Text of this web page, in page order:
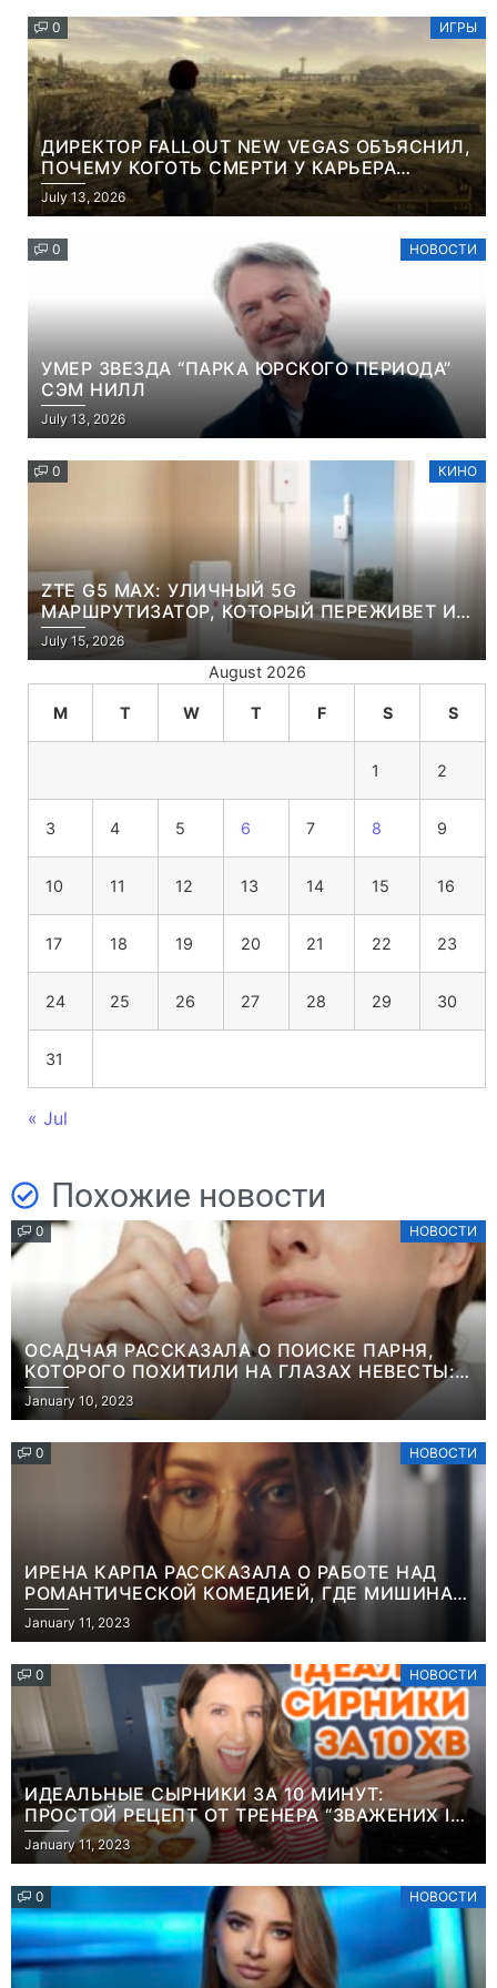
0 ИГРЫ
ДИРЕКТОР FALLOUT NEW VEGAS ОБЪЯСНИЛ,
ПОЧЕМУ КОГОТЬ СМЕРТИ У КАРЬЕРА
НАМЕРЕННО СНОСИТ ВАМ ГОЛОВУ
July 13, 2026
0 НОВОСТИ
УМЕР ЗВЕЗДА “ПАРКА ЮРСКОГО ПЕРИОДА”
СЭМ НИЛЛ
July 13, 2026
0 КИНО
ZTE G5 MAX: УЛИЧНЫЙ 5G
МАРШРУТИЗАТОР, КОТОРЫЙ ПЕРЕЖИВЕТ И
ЛЮТУЮ ЗИМУ, И ЖАРКОЕ ЛЕТО
July 15, 2026
August 2026
M T W T F S S
1 2
3 4 5 6 7 8 9
10 11 12 13 14 15 16
17 18 19 20 21 22 23
24 25 26 27 28 29 30
31
« Jul
Похожие новости
0 НОВОСТИ
ОСАДЧАЯ РАССКАЗАЛА О ПОИСКЕ ПАРНЯ,
КОТОРОГО ПОХИТИЛИ НА ГЛАЗАХ НЕВЕСТЫ:
“ОН ВЕСЬ УДАР ПРИНЯЛ НА СЕБЯ”
January 10, 2023
0 НОВОСТИ
ИРЕНА КАРПА РАССКАЗАЛА О РАБОТЕ НАД
РОМАНТИЧЕСКОЙ КОМЕДИЕЙ, ГДЕ МИШИНА В
РОЛИ МАТЕРИ-ОДИНОЧКИ
January 11, 2023
0 НОВОСТИ
ИДЕАЛЬНЫЕ СЫРНИКИ ЗА 10 МИНУТ:
ПРОСТОЙ РЕЦЕПТ ОТ ТРЕНЕРА “ЗВАЖЕНИХ І
ЩАСЛИВИХ” АНИТЫ ЛУЦЕНКО
January 11, 2023
0 НОВОСТИ